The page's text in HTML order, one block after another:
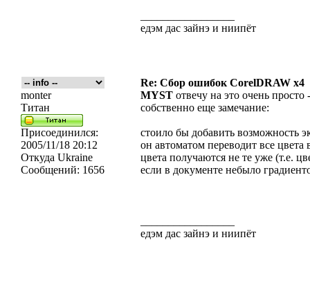
едэм дас зайнэ и ниипёт
Re: Сбор ошибок CorelDRAW x4
monter
Титан
Присоединился:
2005/11/18 20:12
Откуда Ukraine
Сообщений: 1656
MYST отвечу на это очень
собственно еще замечание:
стоило бы добавить возможность
он автоматом переводит все
цвета получаются не те уже (т.е.
если в документе небыло
едэм дас зайнэ и ниипёт